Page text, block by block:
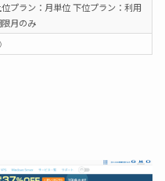
プラン：月単位 下位プラン：利用
月のみ